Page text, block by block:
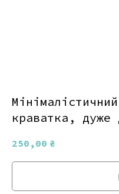
краватка, дуже
250,00 ₴